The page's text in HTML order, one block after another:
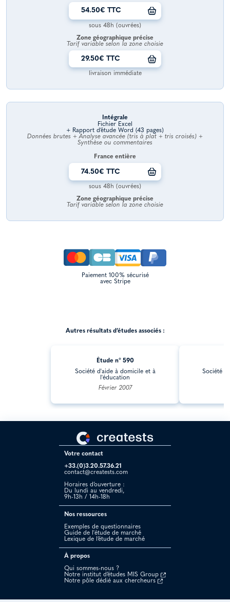
54.50€ TTC
sous 48h (ouvrées)
Zone géographique précise
Tarif variable selon la zone choisie
29.50€ TTC
livraison immédiate
Intégrale
Fichier Excel
+ Rapport d’étude Word (43 pages)
Données brutes + Analyse avancée (tris à plat + tris croisés) +
Synthèse ou commentaires
France entière
74.50€ TTC
sous 48h (ouvrées)
Zone géographique précise
Tarif variable selon la zone choisie
Paiement 100% sécurisé
avec Stripe
Autres résultats d’études associés :
Étude n° 590
Société d'aide à domicile et à
l'éducation
Février 2007
Société
Votre contact
+33.(0)3.20.57.36.21
contact@creatests.com
Horaires d’ouverture :
Du lundi au vendredi,
9h-13h / 14h-18h
Nos ressources
Exemples de questionnaires
Guide de l'étude de marché
Lexique de l’étude de marché
À propos
Qui sommes-nous ?
Notre institut d’études MIS Group
Notre pôle dédié aux chercheurs